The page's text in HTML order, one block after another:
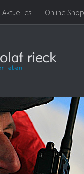
Aktuelles Online Shop